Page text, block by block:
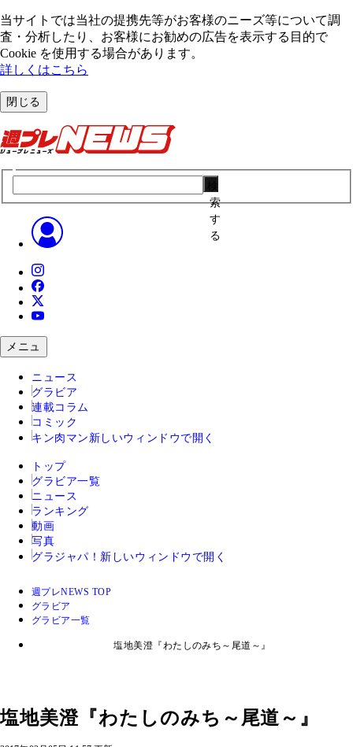
当サイトでは当社の提携先等がお客様のニーズ等について調
査・分析したり、お客様にお勧めの広告を表⽰する⽬的で
Cookie を使⽤する場合があります。
詳しくはこちら
閉じる
索
す
る
メニュ
ニュース
グラビア
連載コラム
コミック
キン肉マン 新しいウィンドウで開く
トップ
グラビア一覧
ニュース
ランキング
動画
写真
グラジャパ！ 新しいウィンドウで開く
週プレNEWS TOP
グラビア
グラビア一覧
塩地美澄『わたしのみち～尾道～』
塩地美澄『わたしのみち～尾道～』